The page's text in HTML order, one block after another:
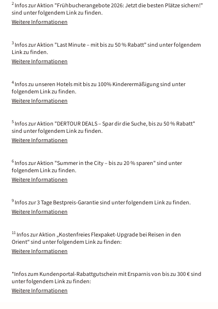
2 Infos zur Aktion "Frühbucherangebote 2026: Jetzt die besten Plätze sichern!"
sind unter folgendem Link zu finden.
Weitere Informationen
3 Infos zur Aktion "Last Minute – mit bis zu 50 % Rabatt" sind unter folgendem
Link zu finden.
Weitere Informationen
4 Infos zu unseren Hotels mit bis zu 100% Kinderermäßigung sind unter
folgendem Link zu finden.
Weitere Informationen
5 Infos zur Aktion "DERTOUR DEALS – Spar dir die Suche, bis zu 50 % Rabatt"
sind unter folgendem Link zu finden.
Weitere Informationen
6 Infos zur Aktion "Summer in the City – bis zu 20 % sparen" sind unter
folgendem Link zu finden.
Weitere Informationen
9 Infos zur 3 Tage Bestpreis-Garantie sind unter folgendem Link zu finden.
Weitere Informationen
11 Infos zur Aktion „Kostenfreies Flexpaket-Upgrade bei Reisen in den
Orient“ sind unter folgendem Link zu finden:
Weitere Informationen
*Infos zum Kundenportal-Rabattgutschein mit Ersparnis von bis zu 300 € sind
unter folgendem Link zu finden:
Weitere Informationen